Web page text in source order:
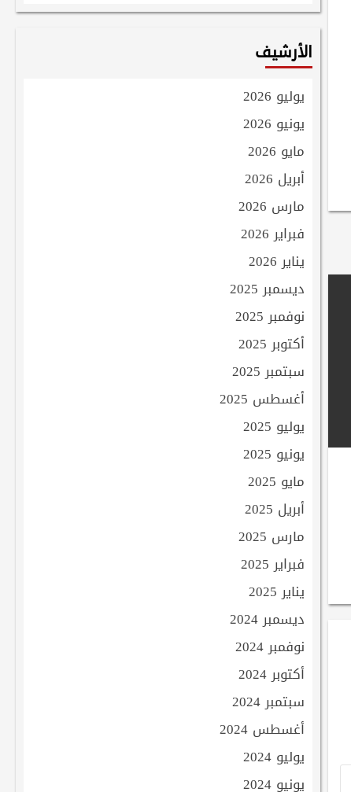
الأرشيف
يوليو 2026
يونيو 2026
مايو 2026
أبريل 2026
مارس 2026
فبراير 2026
يناير 2026
ديسمبر 2025
نوفمبر 2025
أكتوبر 2025
سبتمبر 2025
أغسطس 2025
يوليو 2025
يونيو 2025
مايو 2025
أبريل 2025
مارس 2025
فبراير 2025
يناير 2025
ديسمبر 2024
نوفمبر 2024
أكتوبر 2024
سبتمبر 2024
أغسطس 2024
يوليو 2024
يونيو 2024